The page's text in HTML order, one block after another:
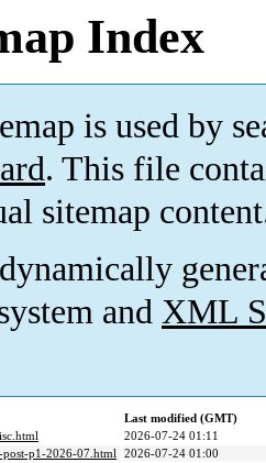
Index
is used by
. This file
sitemap
and XML
Last modified (GMT)
2026-07-24 01:11
post-p1-2026-07.html 2026-07-24 01:00